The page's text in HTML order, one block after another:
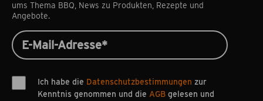
ums Thema BBQ, News zu Produkten, Rezepte und
Angebote.
Ich habe die Datenschutzbestimmungen zur
Kenntnis genommen und die AGB gelesen und